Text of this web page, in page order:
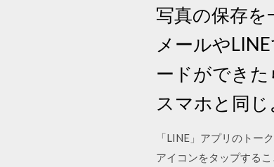
写真の保存を
メールや
ードができ
スマホと同
「LINE」アプリのトー
アイコンをタップする